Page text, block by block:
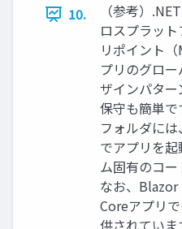
10.
（参考）
ロスプラッ
リポイント
プリのグロ
ザインパタ
保守も簡単で
フォルダに
でアプリを
ム固有のコー
なお、Blazor
Coreアプリ